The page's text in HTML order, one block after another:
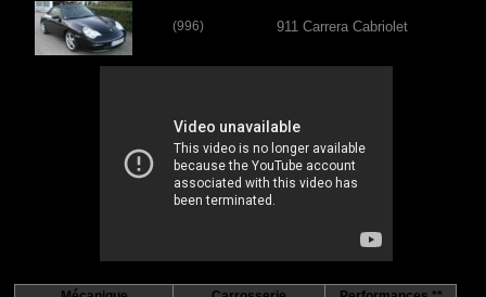
(996) 911 Carrera Cabriolet